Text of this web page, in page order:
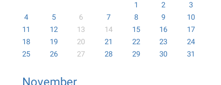
1 2
3
4
5 6 7 8 9
10
11
12 13 14 15 16
17
18
19 20 21 22 23
24
25
26 27 28 29 30 31
November